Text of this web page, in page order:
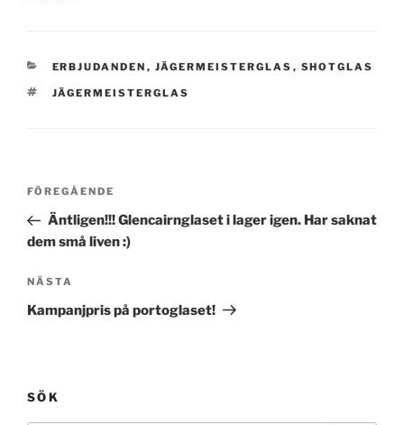
KATEGORIER
ERBJUDANDEN , JÄGERMEISTERGLAS , SHOTGLAS
TAGGAR
JÄGERMEISTERGLAS
Inläggsnavigering
Föregående
inlägg
FÖREGÅENDE
Äntligen!!! Glencairnglaset i lager igen. Har saknat
dem små liven :)
Nästa
inlägg
NÄSTA
Kampanjpris på portoglaset!
SÖK